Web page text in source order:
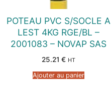
POTEAU PVC S/SOCLE A
LEST 4KG RGE/BL –
2001083 – NOVAP SAS
25.21 € HT
Ajouter au panier